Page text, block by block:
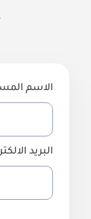
الاسم
البريد